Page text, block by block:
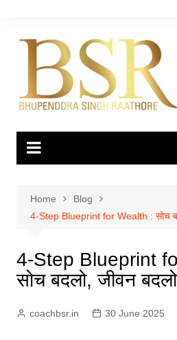
content
Home
Blog
4‑Step Blueprint for Wealth : सोच
4‑Step Blueprint
सोच बदलो, जीवन बदलो
coachbsr.in 30 June 2025